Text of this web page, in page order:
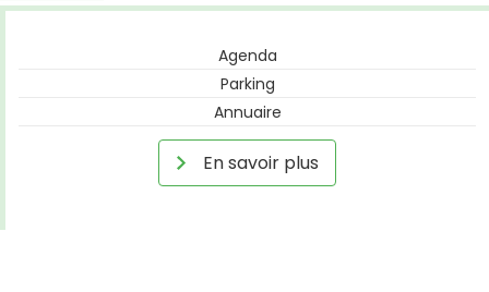
Agenda
Parking
Annuaire
En savoir plus